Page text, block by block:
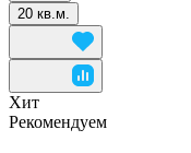
20 кв.м.
Хит
Рекомендуем